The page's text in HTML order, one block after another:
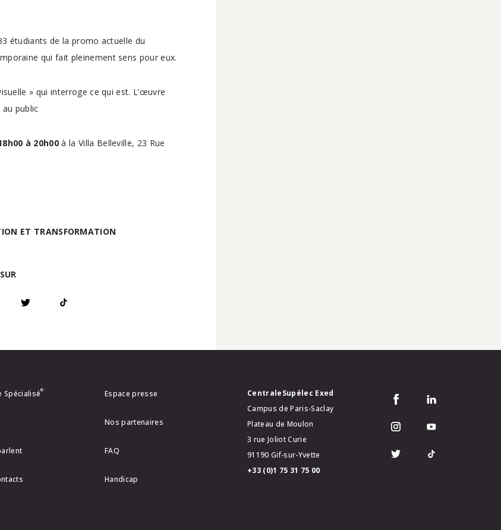
étudiants de la promo actuelle du
qui fait pleinement sens pour eux.
» qui interroge ce qui est. L’œuvre
public
à 20h00 à la Villa Belleville, 23 Rue
ET TRANSFORMATION
Spécialisé® Espace presse
Nos partenaires
FAQ
Handicap
CentraleSupélec Exed
Campus de Paris-Saclay
Plateau de Moulon
3 rue Joliot Curie
91190 Gif-sur-Yvette
+33 (0)1 75 31 75 00